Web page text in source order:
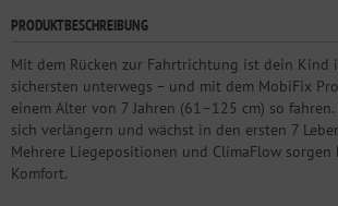
PRODUKTBESCHREIBUNG
Mit dem Rücken zur Fahrtrichtung ist dein Kind
sichersten unterwegs – und mit dem MobiFix
einem Alter von 7 Jahren (61–125 cm) so
sich verlängern und wächst in den ersten 7
Mehrere Liegepositionen und ClimaFlow
Komfort.